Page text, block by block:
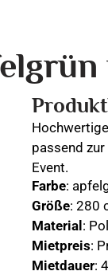
passend
Event.
Farbe:
Größe: 280
Material :
Mietpreis:
Mietdauer: